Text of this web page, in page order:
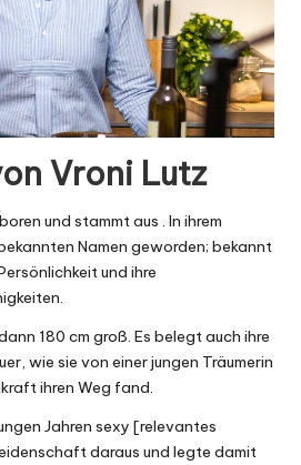
Vroni Lutz
und stammt aus . In ihrem
Namen geworden; bekannt
und ihre
180 cm groß. Es belegt auch ihre
wie sie von einer jungen Träumerin
ihren Weg fand.
Jahren sexy [relevantes
daraus und legte damit